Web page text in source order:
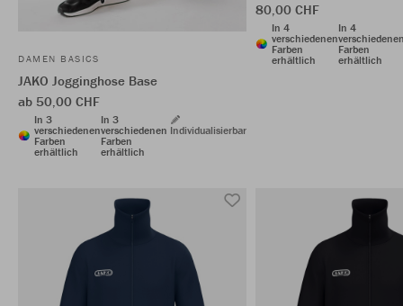
DAMEN BASICS
JAKO Jogginghose Base
ab 50,00 CHF
In 3
verschiedenen
Farben
erhältlich
In 3
verschiedenen
Farben
erhältlich
Individualisierbar
80,00 CHF
In 4
verschiedenen
Farben
erhältlich
In 4
Farben
erhältlich